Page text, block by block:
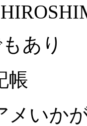
あり
帳
いか